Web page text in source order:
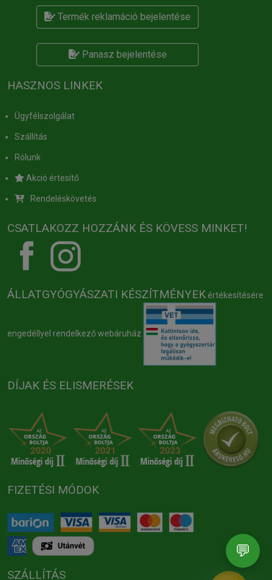
Termék reklamáció bejelentése
Panasz bejelentése
HASZNOS LINKEK
Ügyfélszolgálat
Szállítás
Rólunk
Akció értesítő
Rendeléskövetés
CSATLAKOZZ HOZZÁNK ÉS KÖVESS MINKET!
ÁLLATGYÓGYÁSZATI KÉSZÍTMÉNYEK értékesítésére
engedéllyel rendelkező webáruház
DÍJAK ÉS ELISMERÉSEK
FIZETÉSI MÓDOK
SZÁLLÍTÁS
💬